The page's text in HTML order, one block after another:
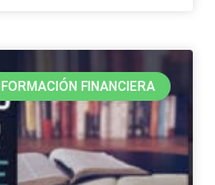
FINANCIERA